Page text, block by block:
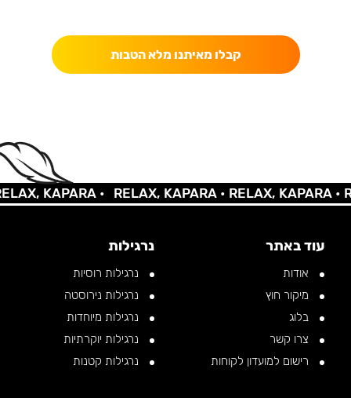
קבלו מאיתנו מלא הטבות
KAPARA • RELAX, KAPARA •RELAX, KAPARA •
עוד באתר
אודות
מיקור חוץ
בלוג
צרו קשר
רישום למועדון לקוחות
נרגילות
נרגילות רוסיות
נרגילות נירוסטה
נרגילות מיוחדות
נרגילות יוקרתיות
נרגילות קטנות